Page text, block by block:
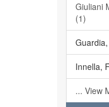
Giuliani
(1)
Innella,
... View